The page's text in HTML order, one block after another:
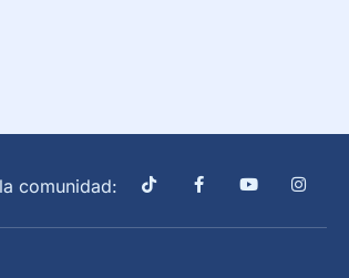
comunidad: